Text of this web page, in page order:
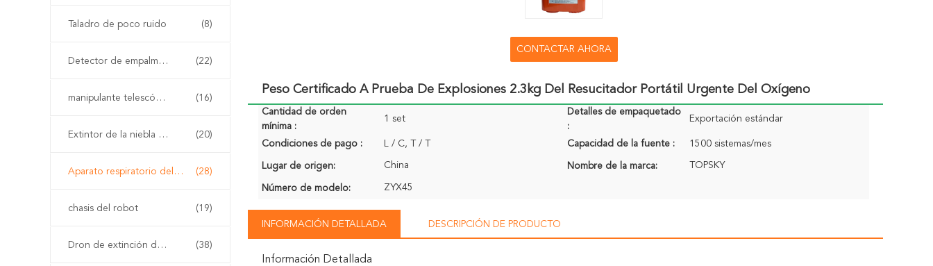
Taladro de poco ruido (8)
Detector de empalme no linear (22)
manipulante telescópico del eod (16)
Extintor de la niebla del agua (20)
Aparato respiratorio del uno mismo (28)
chasis del robot (19)
Dron de extinción de incendios (38)
CONTACTAR AHORA
Peso Certificado A Prueba De Explosiones 2.3kg Del Resucitador Portátil Urgente Del Oxígeno
Cantidad de orden
mínima :
1 set
Detalles de empaquetado
:
Exportación estándar
Condiciones de pago : L / C, T / T Capacidad de la fuente : 1500 sistemas/mes
Lugar de origen: China Nombre de la marca: TOPSKY
Número de modelo: ZYX45
INFORMACIÓN DETALLADA DESCRIPCIÓN DE PRODUCTO
Información Detallada